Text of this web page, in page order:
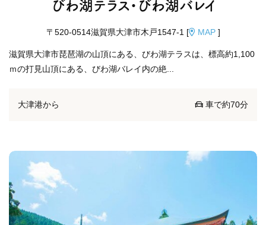
びわ湖テラス・びわ湖バレイ
〒520-0514滋賀県大津市木戸1547-1 [ MAP]
滋賀県大津市琵琶湖の山頂にある、びわ湖テラスは、標高約1,100
ｍの打見山頂にある、びわ湖バレイ内の絶...
大津港から 車で約70分